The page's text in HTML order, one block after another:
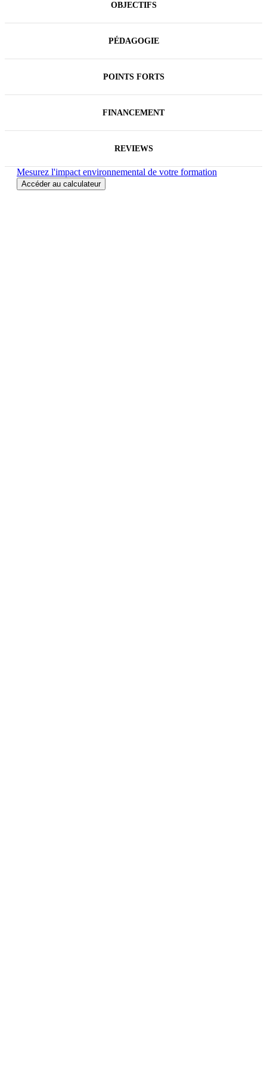
Vous découvrirez également l'utilisation d'outils
la gestion de votre site plus intelligente et efficace.
OBJECTIFS
PÉDAGOGIE
POINTS FORTS
FINANCEMENT
REVIEWS
Mesurez l'impact environnemental de votre formation
Accéder au calculateur